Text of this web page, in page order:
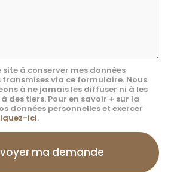
à conserver mes données
transmises via ce formulaire. Nous
à ne jamais les diffuser ni à les
des tiers. Pour en savoir + sur la
données personnelles et exercer
ici.
ma demande